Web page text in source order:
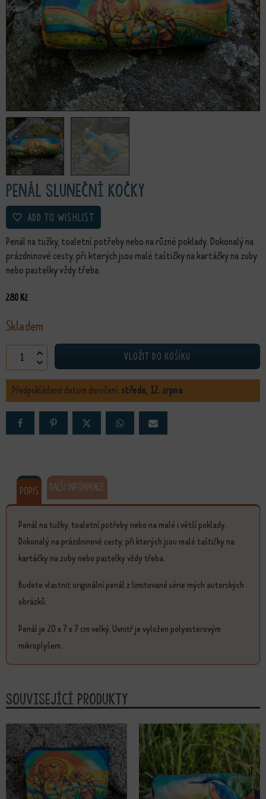
Penál Sluneční kočky
ADD TO WISHLIST
Penál na tužky, toaletní potřeby nebo na různé poklady. Dokonalý na
prázdninové cesty, při kterých jsou malé taštičky na kartáčky na zuby
nebo pastelky vždy třeba.
280 Kč
Skladem
Penál Sluneční kočky množství VLOŽIT DO KOŠÍKU
Předpokládané datum doručení:středa, 12. srpna
POPIS DALŠÍ INFORMACE
Penál na tužky, toaletní potřeby nebo na malé i větší poklady.
Dokonalý na prázdninové cesty, při kterých jsou malé taštičky na
kartáčky na zuby nebo pastelky vždy třeba.
Budete vlastnit originální penál z limitované série mých autorských
obrázků.
Penál je 20 x 7 x 7 cm velký. Uvnitř je vyložen polyesterovým
mikroplyšem.
Související produkty